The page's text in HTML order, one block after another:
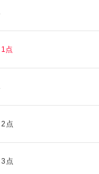
点
点
点